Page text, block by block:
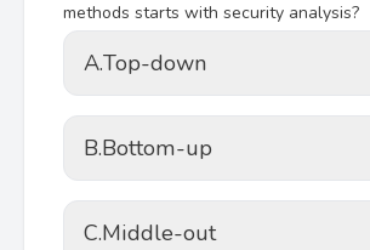
methods starts with security analysis?
A.Top-down
B.Bottom-up
C.Middle-out